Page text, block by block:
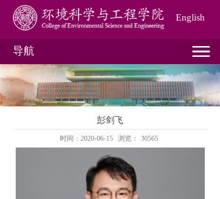
English
导航
彭剑飞
时间：2020-06-15 浏览： 30565